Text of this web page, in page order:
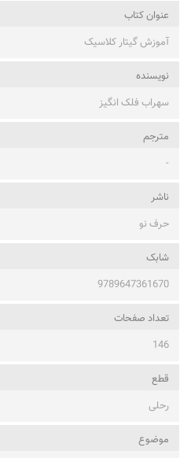
عنوان کتاب
آموزش گیتار کلاسیک
نویسنده
سهراب فلک انگیز
مترجم
-
ناشر
حرف نو
شابک
9789647361670
تعداد صفحات
146
قطع
رحلی
موضوع